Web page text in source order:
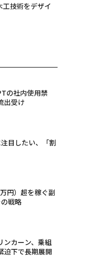
工技術をデザイ
の社内使用禁
出受け
目したい、「割
円）超を稼ぐ副
戦略
ンカーン、乗組
下で長期展開